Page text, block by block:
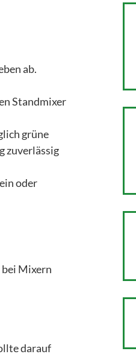
ab.
Standmixer
grüne
zuverlässig
oder
Mixern
darauf